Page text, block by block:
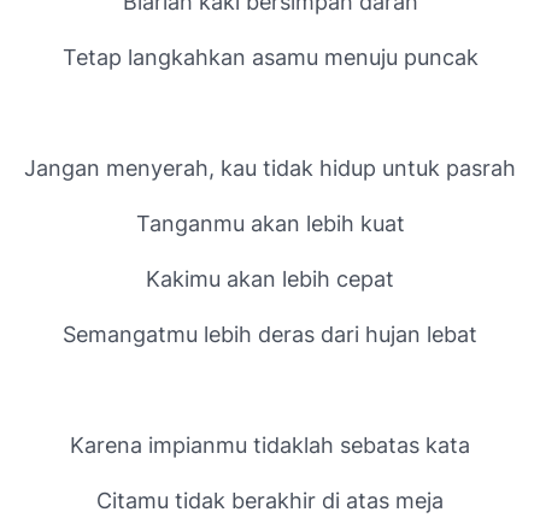
Tetap langkahkan asamu menuju puncak
Jangan menyerah, kau tidak hidup untuk pasrah
Tanganmu akan lebih kuat
Kakimu akan lebih cepat
Semangatmu lebih deras dari hujan lebat
Karena impianmu tidaklah sebatas kata
Citamu tidak berakhir di atas meja